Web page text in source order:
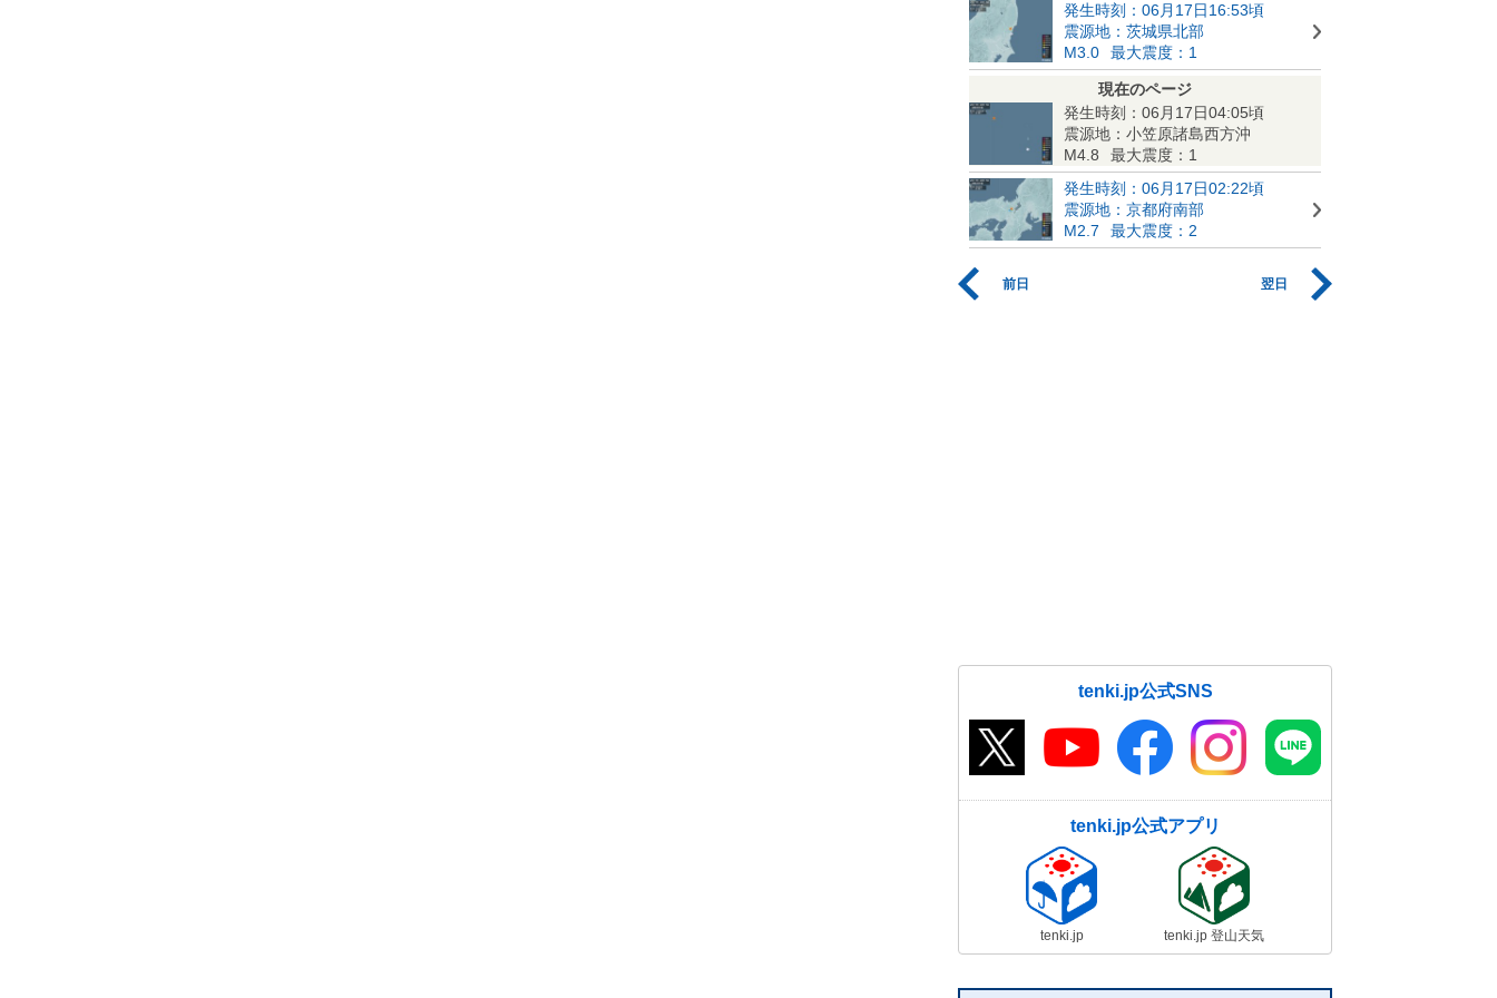
発生時刻：06月17日16:53頃
震源地：茨城県北部
M3.0
最大震度：1
現在のページ
発生時刻：06月17日04:05頃
震源地：小笠原諸島西方沖
M4.8
最大震度：1
発生時刻：06月17日02:22頃
震源地：京都府南部
M2.7
最大震度：2
前日 翌日
tenki.jp公式SNS
tenki.jp公式アプリ
tenki.jp tenki.jp 登山天気